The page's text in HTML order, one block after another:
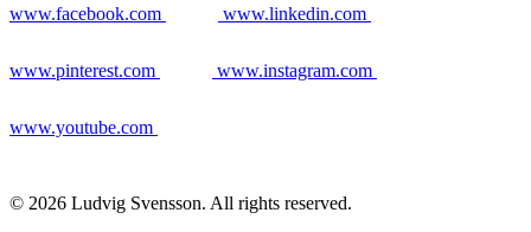
www.facebook.com www.linkedin.com
www.pinterest.com www.instagram.com
www.youtube.com
© 2026 Ludvig Svensson. All rights reserved.